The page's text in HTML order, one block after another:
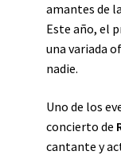
amantes de
Este año, el
una variada
nadie.
Uno de los
concierto de
cantante y